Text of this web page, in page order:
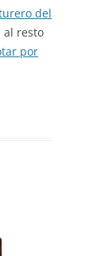
del
al resto
por